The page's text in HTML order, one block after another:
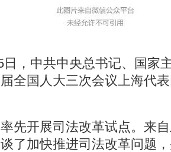
中共中央总书记、国家
全国人大三次会议上海代
开展司法改革试点。来自
了加快推进司法改革问题